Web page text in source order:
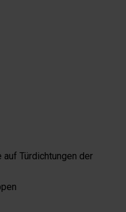
Türdichtungen der